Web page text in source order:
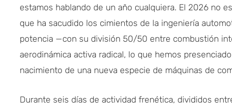
estamos hablando de un año cualquiera. El 2026 no
que ha sacudido los cimientos de la ingeniería
potencia —con su división 50/50 entre combustión
aerodinámica activa radical, lo que hemos
nacimiento de una nueva especie de máquinas de
Durante seis días de actividad frenética, divididos